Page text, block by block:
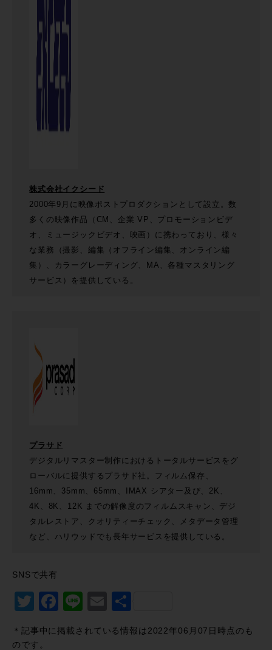
株式会社イクシード
2000年9⽉に映像ポストプロダクションとして設⽴。数
多くの映像作品（CM、企業 VP、プロモーションビデ
オ、ミュージックビデオ、映画）に携わっており、様々
な業務（撮影、編集（オフライン編集、オンライン編
集）、カラーグレーディング、MA、各種マスタリング
サービス）を提供している。
プラサド
デジタルリマスター制作におけるトータルサービスをグ
ローバルに提供するプラサド社。フィルム保存、
16mm、35mm、65mm、IMAX シアター及び、2K、
4K、8K、12K までの解像度のフィルムスキャン、デジ
タルレストア、クオリティーチェック、メタデータ管理
など、ハリウッドでも⻑年サービスを提供している。
SNSで共有
Twitter
Facebook
LineEmail
＊記事中に掲載されている情報は2022年06月07日時点のも
のです。